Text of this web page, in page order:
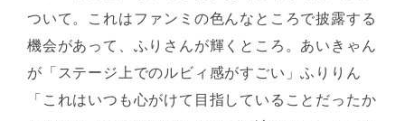
ついて。これはファンミの色んなところで披露する
機会があって、ふりさんが輝くところ。あいきゃん
が「ステージ上でのルビィ感がすごい」ふりりん
「これはいつも心がけて目指していることだったか